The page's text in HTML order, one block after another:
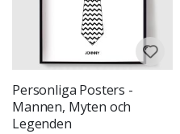
Personliga Posters -
Mannen, Myten och
Legenden